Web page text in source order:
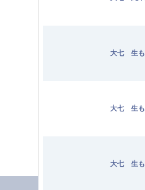
大七 生
大七 生
大七 生